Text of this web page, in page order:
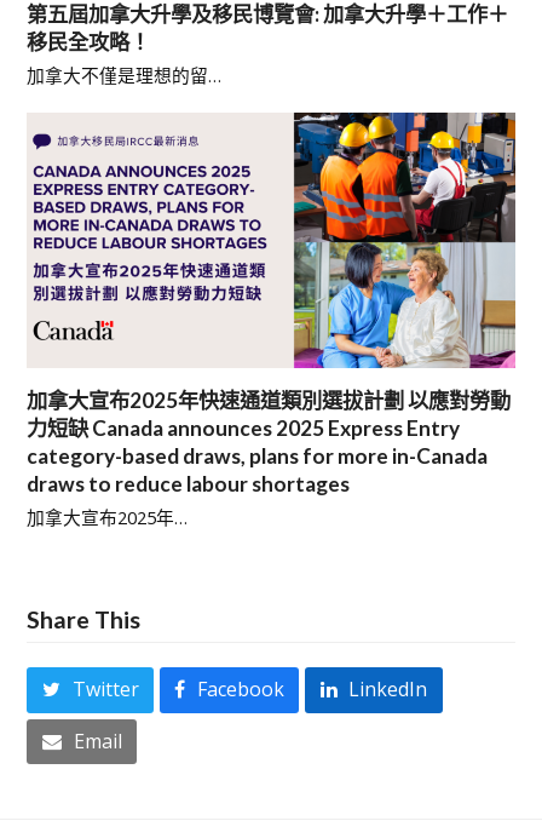
第五屆加拿大升學及移民博覽會: 加拿大升學＋工作＋
移民全攻略！
加拿大不僅是理想的留…
加拿大宣布2025年快速通道類別選拔計劃 以應對勞動
力短缺 Canada announces 2025 Express Entry
category-based draws, plans for more in-Canada
draws to reduce labour shortages
加拿大宣布2025年…
Share This
Twitter Facebook
LinkedIn
Email